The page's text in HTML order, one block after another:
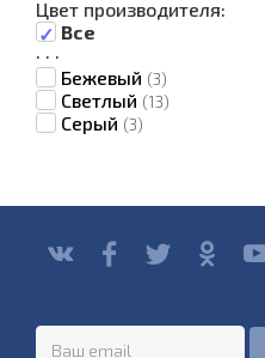
Цвет производителя:
Все
·
Бежевый (3)
·
Светлый (13)
·
Серый (3)